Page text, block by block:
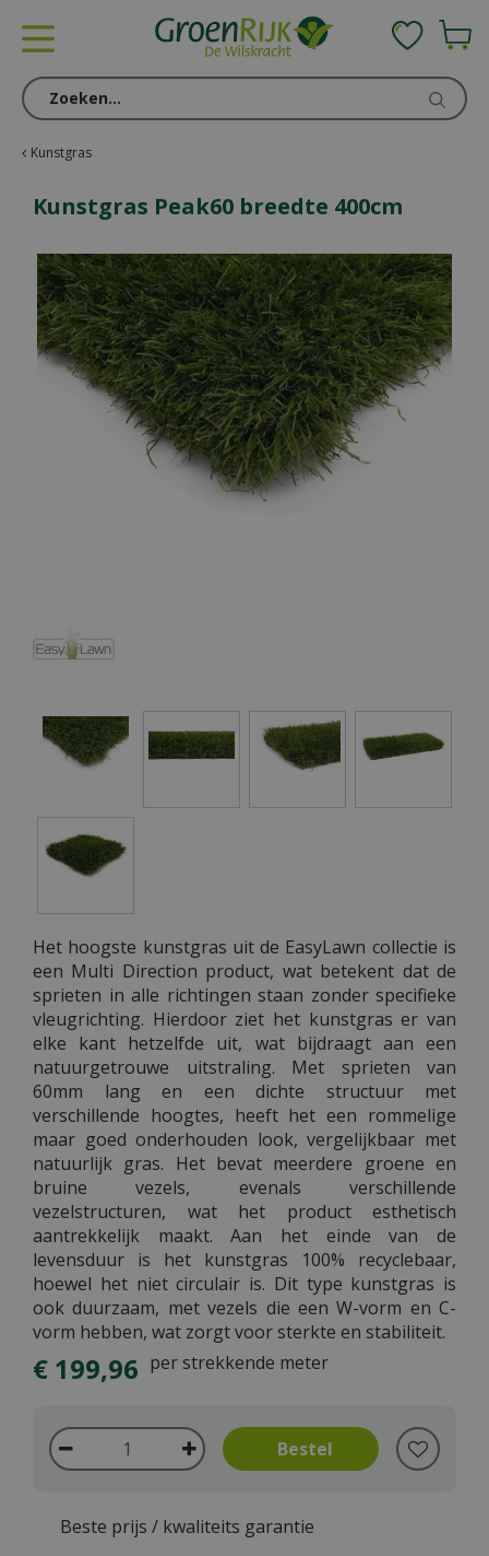
Kunstgras
Kunstgras Peak60 breedte 400cm
Het hoogste kunstgras uit de EasyLawn collectie is
een Multi Direction product, wat betekent dat de
sprieten in alle richtingen staan zonder specifieke
vleugrichting. Hierdoor ziet het kunstgras er van
elke kant hetzelfde uit, wat bijdraagt aan een
natuurgetrouwe uitstraling. Met sprieten van
60mm lang en een dichte structuur met
verschillende hoogtes, heeft het een rommelige
maar goed onderhouden look, vergelijkbaar met
natuurlijk gras. Het bevat meerdere groene en
bruine vezels, evenals verschillende
vezelstructuren, wat het product esthetisch
aantrekkelijk maakt. Aan het einde van de
levensduur is het kunstgras 100% recyclebaar,
hoewel het niet circulair is. Dit type kunstgras is
ook duurzaam, met vezels die een W-vorm en C-
vorm hebben, wat zorgt voor sterkte en stabiliteit.
€ 199,96 per strekkende meter
Beste prijs / kwaliteits garantie